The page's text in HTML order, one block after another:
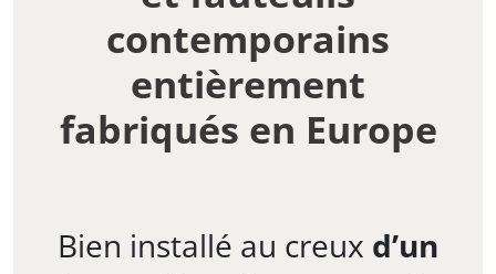
contemporains
entièrement
fabriqués en Europe
Bien installé au creux d’un